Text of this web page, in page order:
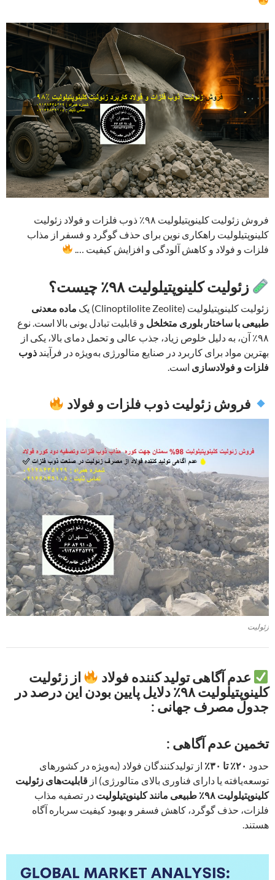
فروش زئولیت کلینوپتیلولیت ۹۸٪ ذوب فلزات و فولاد زئولیت
کلینوپتیلولیت راهکاری نوین برای حذف گوگرد و فسفر از مذاب
فلزات و فولاد و کاهش آلودگی و افزایش کیفیت ….
زئولیت کلینوپتیلولیت ۹۸٪ چیست؟
زئولیت کلینوپتیلولیت (Clinoptilolite Zeolite) یک
ماده معدنی
طبیعی با ساختار بلوری متخلخل و قابلیت تبادل یونی بالا است. نوع
۹۸٪ آن، به دلیل خلوص زیاد، جذب عالی و تحمل دمای بالا، یکی از
بهترین مواد برای کاربرد در صنایع متالورژی به‌ویژه در فرآیند ذوب
فلزات و فولادسازی است.
فروش زئولیت ذوب فلزات و فولاد
زئولیت
عدم آگاهی تولید کننده فولاد
از زئولیت
کلینوپتیلولیت ۹۸٪ دلایل پایین بودن این درصد در
جدول مصرف جهانی :
تخمین عدم آگاهی :
حدود ۲۰٪ تا ۳۰٪
از تولیدکنندگان فولاد (به‌ویژه در کشورهای
توسعه‌یافته یا دارای فناوری بالای متالورژی) از قابلیت‌های زئولیت
کلینوپتیلولیت ۹۸٪ طبیعی مانند کلینوپتیلولیت
در تصفیه مذاب
فلزات، حذف گوگرد، کاهش فسفر و بهبود کیفیت سرباره آگاه
هستند.